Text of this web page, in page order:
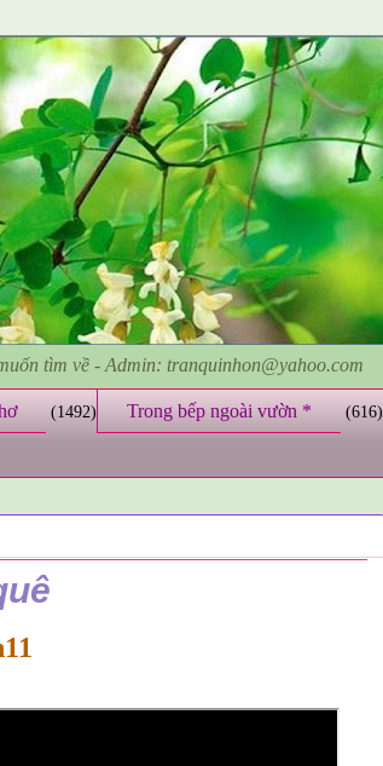
tìm về - Admin: tranquinhon@yahoo.com
(1492) Trong bếp ngoài vườn * (616)